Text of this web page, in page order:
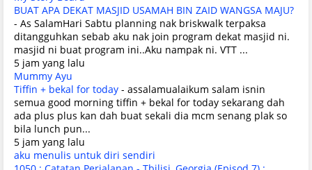
BUAT APA DEKAT MASJID USAMAH BIN ZAID WANGSA MAJU?
- As SalamHari Sabtu planning nak briskwalk terpaksa
ditangguhkan sebab aku nak join program dekat masjid ni.
masjid ni buat program ini..Aku nampak ni. VTT ...
5 jam yang lalu
Mummy Ayu
Tiffin + bekal for today - assalamualaikum salam isnin
semua good morning tiffin + bekal for today sekarang dah
ada plus plus kan dah buat sekali dia mcm senang plak so
bila lunch pun...
5 jam yang lalu
aku menulis untuk diri sendiri